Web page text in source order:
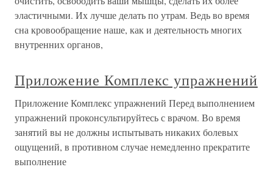
эластичными. Их лучше делать по утрам. Ведь во время
сна кровообращение наше, как и деятельность многих
внутренних органов,
Приложение Комплекс упражнений
Приложение Комплекс упражнений Перед выполнением
упражнений проконсультируйтесь с врачом. Во время
занятий вы не должны испытывать никаких болевых
ощущений, в противном случае немедленно прекратите
выполнение